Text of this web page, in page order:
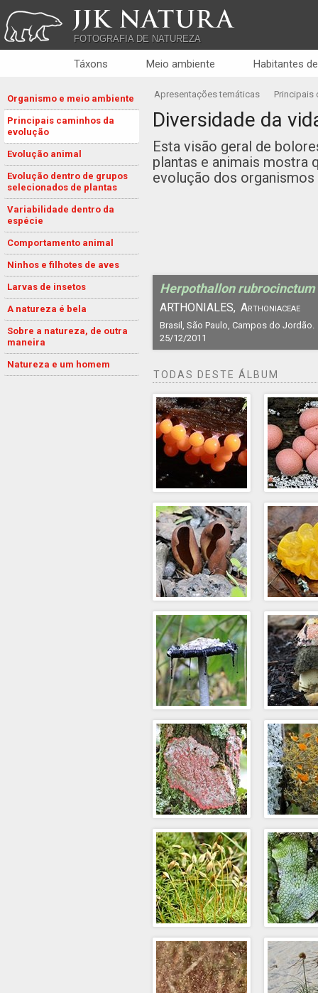
JJK NATURA
FOTOGRAFIA DE NATUREZA
Táxons Meio ambiente Habitantes
Organismo e meio ambiente
Principais caminhos da
evolução
Evolução animal
Evolução dentro de grupos
selecionados de plantas
Variabilidade dentro da
espécie
Comportamento animal
Ninhos e filhotes de aves
Larvas de insetos
A natureza é bela
Sobre a natureza, de outra
maneira
Natureza e um homem
Apresentações temáticas Principais
Diversidade da
Esta visão geral de
plantas e animais mostra
evolução dos
Herpothallon rubrocinctum
ARTHONIALES, Arthoniaceae
Brasil, São Paulo, Campos do Jordão.
25/12/2011
TODAS DESTE ÁLBUM